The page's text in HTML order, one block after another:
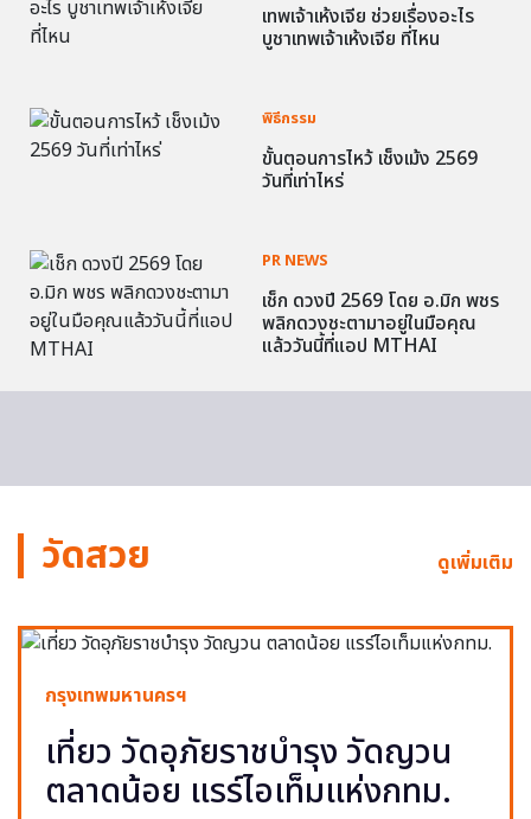
เทพเจ้าเห้งเจีย ช่วยเรื่องอะไร
บูชาเทพเจ้าเห้งเจีย ที่ไหน
พิธีกรรม
ขั้นตอนการไหว้ เช็งเม้ง 2569
วันที่เท่าไหร่
PR NEWS
เช็ก ดวงปี 2569 โดย อ.มิก พชร
พลิกดวงชะตามาอยู่ในมือคุณ
แล้ววันนี้ที่แอป MTHAI
วัดสวย ดูเพิ่มเติม
กรุงเทพมหานครฯ
เที่ยว วัดอุภัยราชบำรุง วัดญวน
ตลาดน้อย แรร์ไอเท็มแห่งกทม.